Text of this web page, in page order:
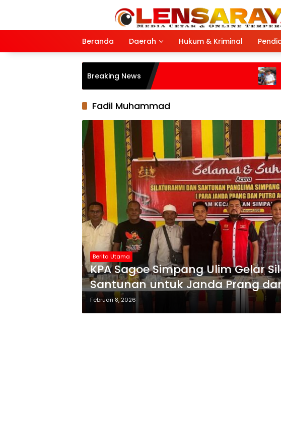
Beranda
Daerah Hukum & Kriminal
Breaking News
Fadil Muhammad
Berita Utama
KPA Sagoe Simpang Ulim Gelar
Santunan untuk Janda Prang
Februari 8, 2026